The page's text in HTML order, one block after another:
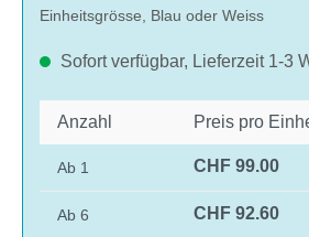
Einheitsgrösse, Blau oder Weiss
Sofort verfügbar, Lieferzeit 1-3
Anzahl Preis pro
Ab 1 CHF 99.00
Ab 6 CHF 92.60